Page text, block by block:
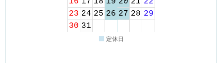
23 24 25 26 27 28 29
30 31
■ 定休日